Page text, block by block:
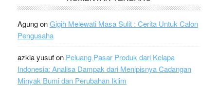
AgungonGigih Melewati Masa Sulit : Cerita Untuk Calon
Pengusaha
azkia yusufon Peluang Pasar Produk dari Kelapa
Indonesia: Analisa Dampak dari Menipisnya Cadangan
Minyak Bumi dan Perubahan Iklim